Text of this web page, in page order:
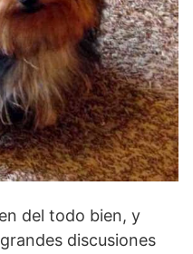
del todo bien, y
discusiones